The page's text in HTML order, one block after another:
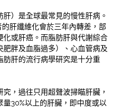
）是全球最常見的慢性肝病。
肝纖維化會於三年內轉差，部
或肝癌。而脂肪肝與代謝綜合
胖及血脂過多）、心血管病及
肪肝的流行病學研究是十分重
，過往只用超聲波掃瞄肝臟，
30%以上的肝臟，即中度或以